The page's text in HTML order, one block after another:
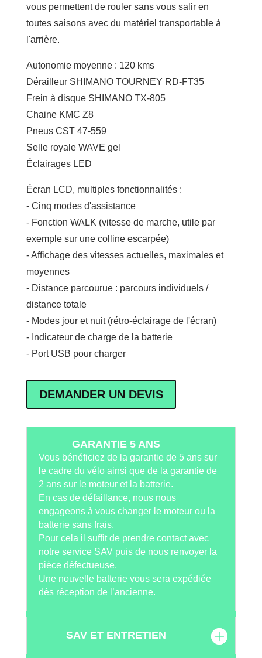
vous permettent de rouler sans vous salir en
toutes saisons avec du matériel transportable à
l'arrière.
Autonomie moyenne : 120 kms
Dérailleur SHIMANO TOURNEY RD-FT35
Frein à disque SHIMANO TX-805
Chaine KMC Z8
Pneus CST 47-559
Selle royale WAVE gel
Éclairages LED
Écran LCD, multiples fonctionnalités :
- Cinq modes d'assistance
- Fonction WALK (vitesse de marche, utile par
exemple sur une colline escarpée)
- Affichage des vitesses actuelles, maximales et
moyennes
- Distance parcourue : parcours individuels /
distance totale
- Modes jour et nuit (rétro-éclairage de l'écran)
- Indicateur de charge de la batterie
- Port USB pour charger
DEMANDER UN DEVIS
GARANTIE 5 ANS
Vous bénéficiez de la garantie de 5 ans sur
le cadre du vélo ainsi que de la garantie de
2 ans sur le moteur et la batterie.
En cas de défaillance, nous nous
engageons à vous changer le moteur ou la
batterie sans frais.
Pour cela il suffit de prendre contact avec
notre service SAV puis de nous renvoyer la
pièce défectueuse.
Une nouvelle batterie vous sera expédiée
dès réception de l’ancienne.
SAV ET ENTRETIEN